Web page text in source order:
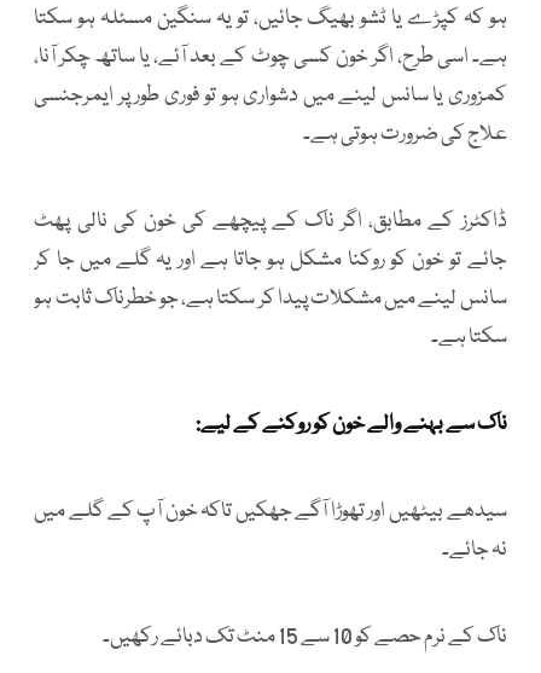
ہو کہ کپڑے یا ٹشو بھیگ جائیں، تو یہ سنگین مسئلہ ہو سکتا
ہے۔ اسی طرح، اگر خون کسی چوٹ کے بعد آئے، یا ساتھ چکر آنا،
کمزوری یا سانس لینے میں دشواری ہو تو فوری طور پر ایمرجنسی
علاج کی ضرورت ہوتی ہے۔
ڈاکٹرز کے مطابق، اگر ناک کے پیچھے کی خون کی نالی پھٹ
جائے تو خون کو روکنا مشکل ہو جاتا ہے اور یہ گلے میں جا کر
سانس لینے میں مشکلات پیدا کر سکتا ہے، جو خطرناک ثابت ہو
سکتا ہے۔
ناک سے بہنے والے خون کو روکنے کے لیے:
سیدھے بیٹھیں اور تھوڑا آگے جھکیں تاکہ خون آپ کے گلے میں
نہ جائے۔
ناک کے نرم حصے کو 10 سے 15 منٹ تک دبائے رکھیں۔